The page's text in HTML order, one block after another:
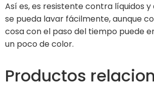
Así es, es resistente contra líquidos
se pueda lavar fácilmente, aunque
cosa con el paso del tiempo puede
un poco de color.
Productos